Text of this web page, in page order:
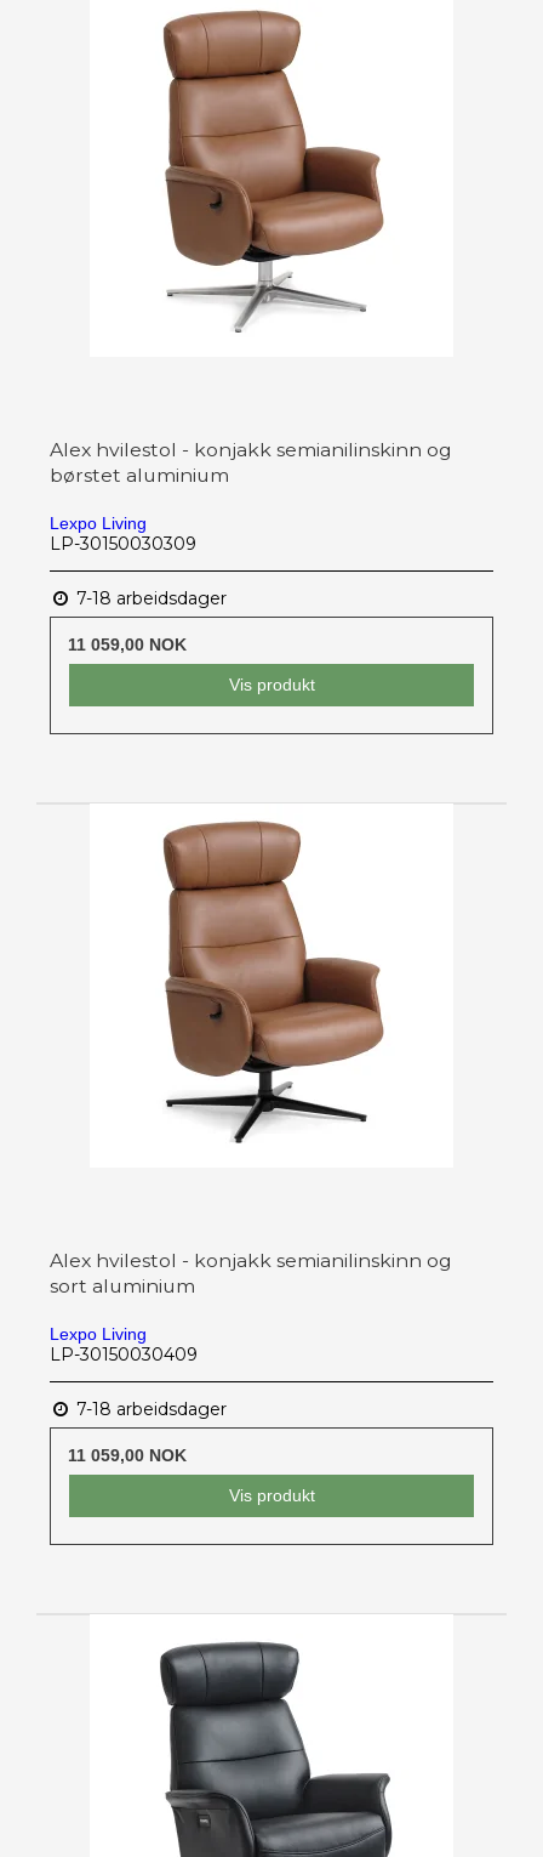
Alex hvilestol - konjakk semianilinskinn og
børstet aluminium
Lexpo Living
LP-30150030309
7-18 arbeidsdager
11 059,00 NOK
Vis produkt
Alex hvilestol - konjakk semianilinskinn og
sort aluminium
Lexpo Living
LP-30150030409
7-18 arbeidsdager
11 059,00 NOK
Vis produkt